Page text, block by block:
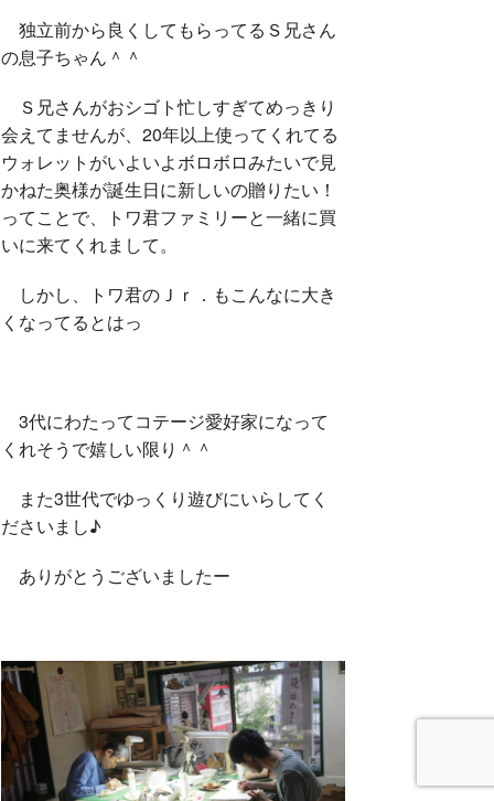
独立前から良くしてもらってるＳ兄さん
の息子ちゃん＾＾
Ｓ兄さんがおシゴト忙しすぎてめっきり
会えてませんが、20年以上使ってくれてる
ウォレットがいよいよボロボロみたいで見
かねた奥様が誕生日に新しいの贈りたい！
ってことで、トワ君ファミリーと一緒に買
いに来てくれまして。
しかし、トワ君のＪｒ．もこんなに大き
くなってるとはっ
3代にわたってコテージ愛好家になって
くれそうで嬉しい限り＾＾
また3世代でゆっくり遊びにいらしてく
ださいまし♪
ありがとうございましたー